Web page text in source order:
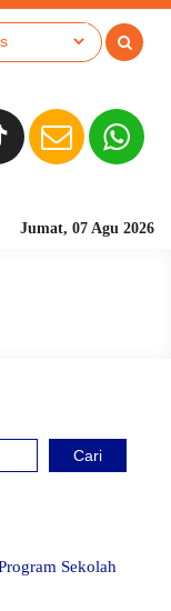
Jumat, 07 Agu 2026
Sekolah Berbasis
Cari
Sekolah